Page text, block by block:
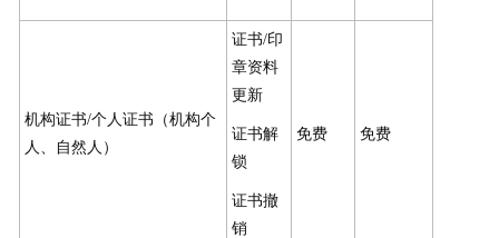
机构证书/个人证书（机构个
人、自然人）
证书/印
章资料
更新
证书解
锁
证书撤
销
免费 免费